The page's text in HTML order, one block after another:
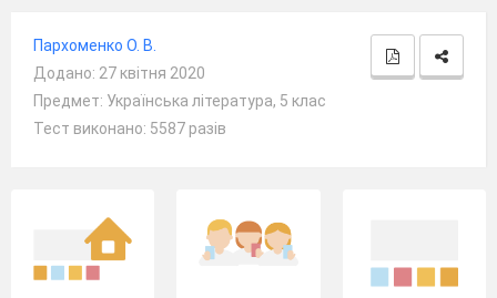
Пархоменко О. В.
Додано: 27 квітня 2020
Предмет: Українська література, 5 клас
Тест виконано: 5587 разів